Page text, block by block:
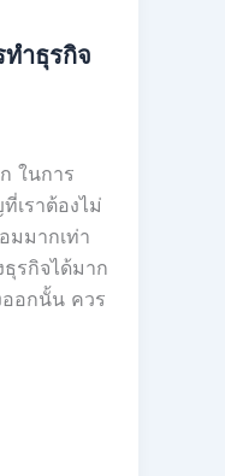
ำธุรกิจ
ในการ
เราต้องไม่
มมากเท่า
ธุรกิจได้มาก
ออกนั้น ควร